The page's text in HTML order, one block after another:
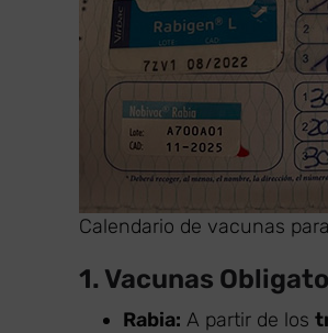
Calendario de vacunas
1. Vacunas
Rabia: A partir de los